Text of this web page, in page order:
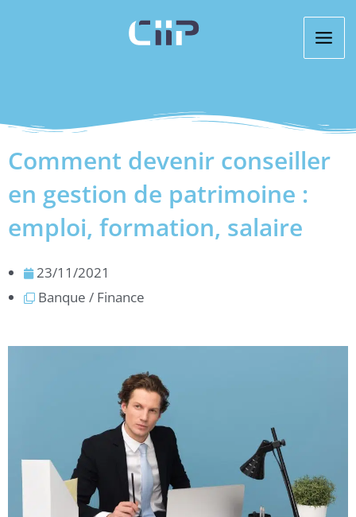
Comment devenir conseiller
en gestion de patrimoine :
emploi, formation, salaire
23/11/2021
Banque / Finance